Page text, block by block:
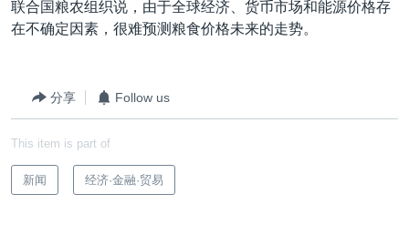
非洲
美洲
军事
劳工
国会报道
美中关系
埃博拉疫情
重要讲话与声明
VOA今日焦点
中文广播
联合国粮农组织说，由于全球经济、货币市场和能源价格存
在不确定因素，很难预测粮食价格未来的走势。
分享 Follow us
This item is part of
新闻 经济·金融·贸易